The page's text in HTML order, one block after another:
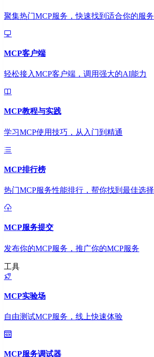
聚集热门MCP服务，快速找到适合你的服务
MCP客户端
轻松接入MCP客户端，调用强大的AI能力
MCP教程与实践
学习MCP使用技巧，从入门到精通
MCP排行榜
热门MCP服务性能排行，帮你找到最佳选择
MCP服务提交
发布你的MCP服务，推广你的MCP服务
工具
MCP实验场
自由测试MCP服务，线上快速体验
MCP服务调试器